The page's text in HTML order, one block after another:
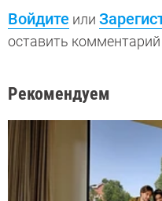
Войдите или
оставить комментарий
Рекомендуем